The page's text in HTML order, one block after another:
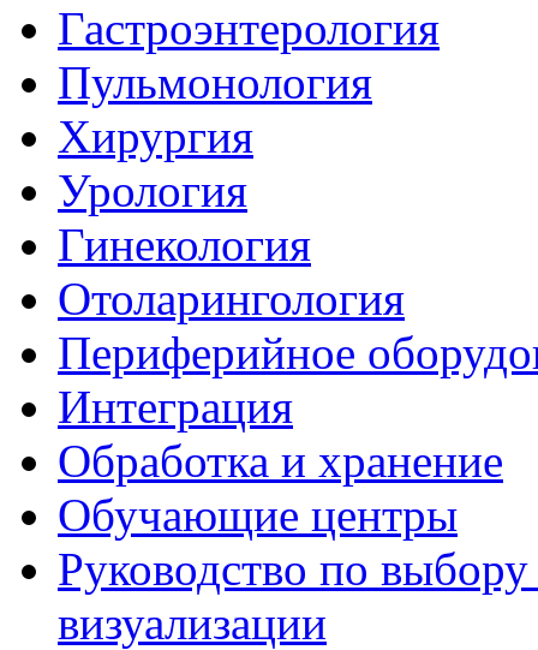
Гастроэнтерология
Пульмонология
Хирургия
Урология
Гинекология
Отоларингология
Периферийное
Интеграция
Обработка и хранение
Обучающие центры
Руководство по
визуализации